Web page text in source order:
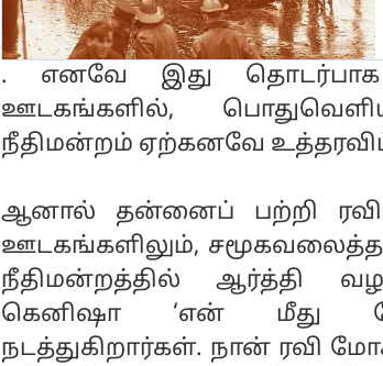
. எனவே இது தொடர்பாக
ஊடகங்களில்,
நீதிமன்றம் ஏற்கனவே
ஆனால் தன்னைப் பற்றி
ஊடகங்களிலும்,
நீதிமன்றத்தில் ஆர்த்தி
கெனிஷா ‘என் மீது
நடத்துகிறார்கள். நான் ரவி